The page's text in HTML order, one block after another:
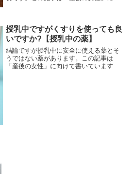
後の風習」についてわかり...
授乳中ですがくすりを使っても良
いですか?【授乳中の薬】
結論ですが授乳中に安全に使える薬とそ
うではない薬があります。この記事は
「産後の女性」に向けて書いています。